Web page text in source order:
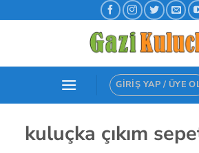
atla
GIRIŞ YAP / ÜYE
kuluçka çıkım